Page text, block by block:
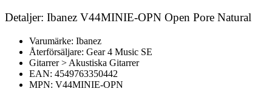
Detaljer: Ibanez V44MINIE-OPN Open Pore Natural
Varumärke: Ibanez
Återförsäljare: Gear 4 Music SE
Gitarrer > Akustiska Gitarrer
EAN: 4549763350442
MPN: V44MINIE-OPN